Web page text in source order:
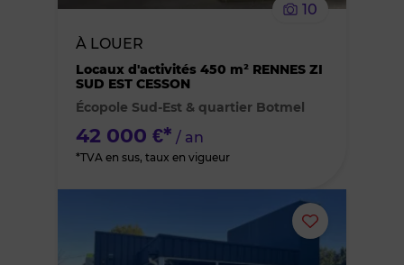
des
10
À LOUER
Locaux d'activités 450 m² RENNES ZI
SUD EST CESSON
Écopole Sud-Est & quartier Botmel
42 000 €* / an
*TVA en sus, taux en vigueur
Ajouter